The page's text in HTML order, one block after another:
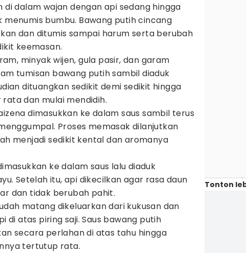
di dalam wajan dengan api sedang hingga
menumis bumbu. Bawang putih cincang
dan ditumis sampai harum serta berubah
keemasan.
minyak wijen, gula pasir, dan garam
tumisan bawang putih sambil diaduk
dituangkan sedikit demi sedikit hingga
dan mulai mendidih.
dimasukkan ke dalam saus sambil terus
Proses memasak dilanjutkan
menjadi sedikit kental dan aromanya
ke dalam saus lalu diaduk
Setelah itu, api dikecilkan agar rasa daun
dan tidak berubah pahit.
matang dikeluarkan dari kukusan dan
di atas piring saji. Saus bawang putih
secara perlahan di atas tahu hingga
tertutup rata.
Tonton